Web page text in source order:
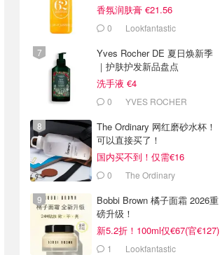
香氛润肤膏 €21.56
0 Lookfantastic
Yves Rocher DE 夏日焕新季
｜护肤护发新品盘点
洗手液 €4
0 YVES ROCHER
The Ordinary 网红磨砂水杯！
可以直接买了！
国内买不到！仅需€16
0 The Ordinary
Bobbi Brown 橘子面霜 2026重
磅升级！
新5.2折！100ml仅€67(官€127)
1 Lookfantastic